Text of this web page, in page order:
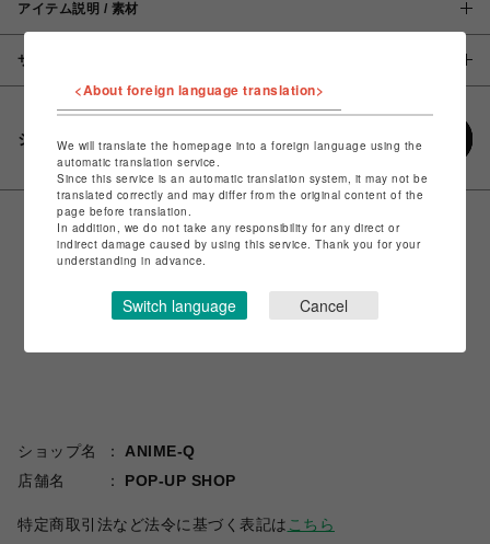
アイテム説明 / 素材
サイズ
シェアする
ショップ名
ANIME-Q
店舗名
POP-UP SHOP
特定商取引法など法令に基づく表記は こちら
<About foreign language translation>
We will translate the homepage into a foreign language using the
automatic translation service.
Since this service is an automatic translation system, it may not be
translated correctly and may differ from the original content of the
page before translation.
In addition, we do not take any responsibility for any direct or
indirect damage caused by using this service. Thank you for your
understanding in advance.
Switch language Cancel